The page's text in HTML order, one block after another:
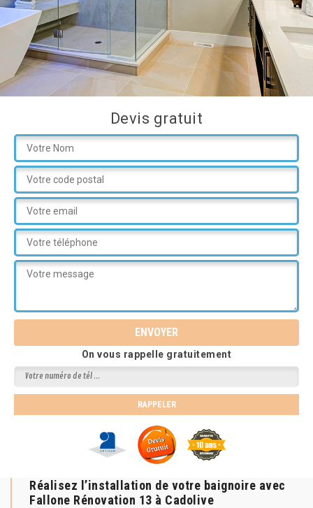
Devis gratuit
On vous rappelle gratuitement
Réalisez l’installation de votre baignoire avec
Fallone Rénovation 13 à Cadolive